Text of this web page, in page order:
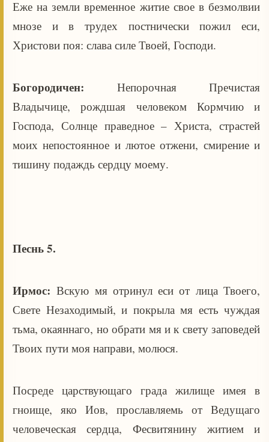
Еже на земли временное житие свое в безмолвии
мнозе и в трудех постнически пожил еси,
Христови поя: слава силе Твоей, Господи.
Богородичен: Непорочная Пречистая
Владычице, рождшая человеком Кормчию и
Господа, Солнце праведное – Христа, страстей
моих непостоянное и лютое отжени, смирение и
тишину подаждь сердцу моему.
Песнь 5.
Ирмос:Вскую мя отринул еси от лица Твоего,
Свете Незаходимый, и покрыла мя есть чуждая
тьма, окаяннаго, но обрати мя и к свету заповедей
Твоих пути моя направи, молюся.
Посреде царствующаго града жилище имея в
гноище, яко Иов, прославляемь от Ведущаго
человеческая сердца, Фесвитянину житием и